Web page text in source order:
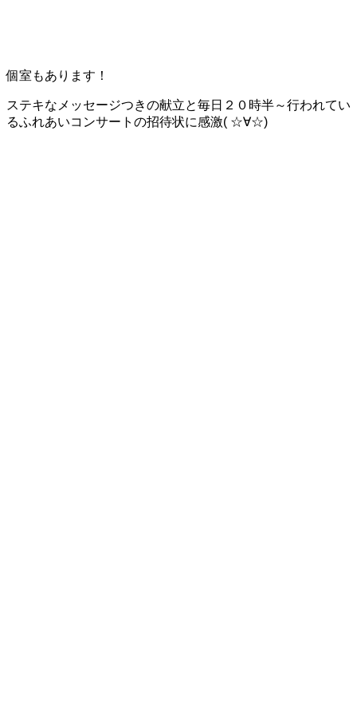
個室もあります！
ステキなメッセージつきの献立と毎日２０時半～行われてい
るふれあいコンサートの招待状に感激( ☆∀☆)